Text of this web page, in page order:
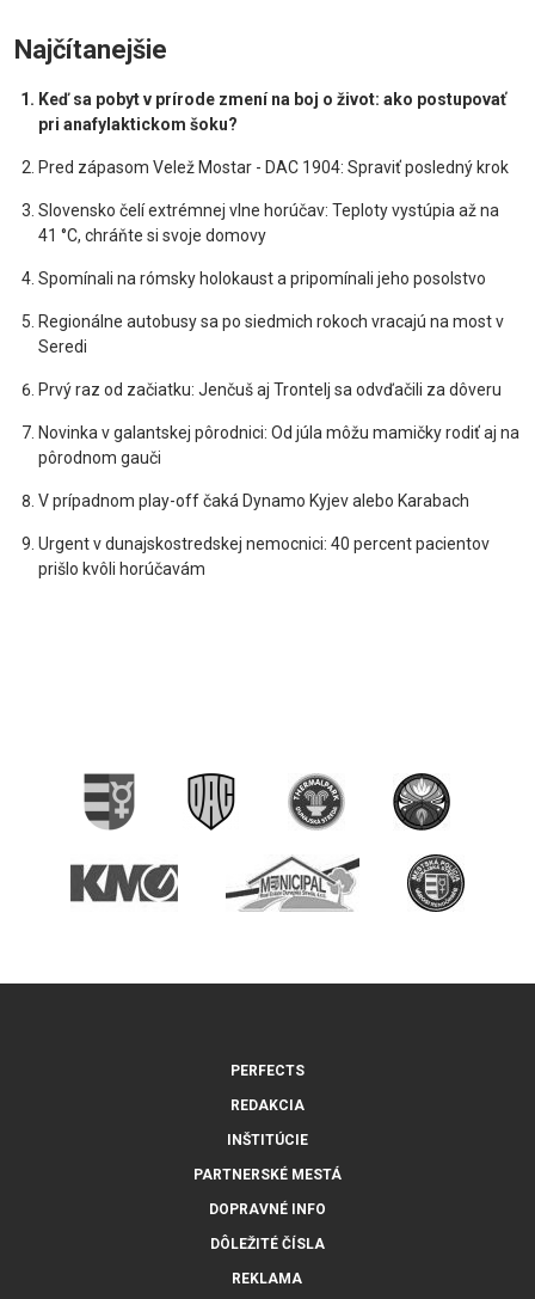
Najčítanejšie
Keď sa pobyt v prírode zmení na boj o život: ako postupovať
pri anafylaktickom šoku?
Pred zápasom Velež Mostar - DAC 1904: Spraviť posledný krok
Slovensko čelí extrémnej vlne horúčav: Teploty vystúpia až na
41 °C, chráňte si svoje domovy
Spomínali na rómsky holokaust a pripomínali jeho posolstvo
Regionálne autobusy sa po siedmich rokoch vracajú na most v
Seredi
Prvý raz od začiatku: Jenčuš aj Trontelj sa odvďačili za dôveru
Novinka v galantskej pôrodnici: Od júla môžu mamičky rodiť aj na
pôrodnom gauči
V prípadnom play-off čaká Dynamo Kyjev alebo Karabach
Urgent v dunajskostredskej nemocnici: 40 percent pacientov
prišlo kvôli horúčavám
PERFECTS
REDAKCIA
INŠTITÚCIE
PARTNERSKÉ MESTÁ
DOPRAVNÉ INFO
DÔLEŽITÉ ČÍSLA
REKLAMA